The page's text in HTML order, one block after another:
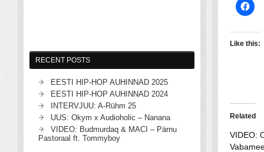
Like this:
Related
VIDEO:
RECENT POSTS
EESTI HIP-HOP AUHINNAD 2025
EESTI HIP-HOP AUHINNAD 2024
INTERVJUU: A-Rühm 25
UUS: Okym x Audioholic – Nanana
VIDEO: Budmurdaq & MACI – Pärnu
Pastoraal ft. Tommyboy